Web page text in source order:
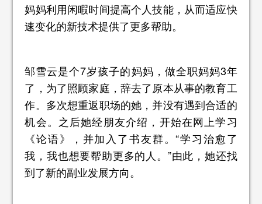
妈妈利用闲暇时间提高个人技能，从而适应快
速变化的新技术提供了更多帮助。
邹雪云是个7岁孩子的妈妈，做全职妈妈3年
了，为了照顾家庭，辞去了原本从事的教育工
作。多次想重返职场的她，并没有遇到合适的
机会。之后她经朋友介绍，开始在网上学习
《论语》，并加入了书友群。“学习治愈了
我，我也想要帮助更多的人。”由此，她还找
到了新的副业发展方向。